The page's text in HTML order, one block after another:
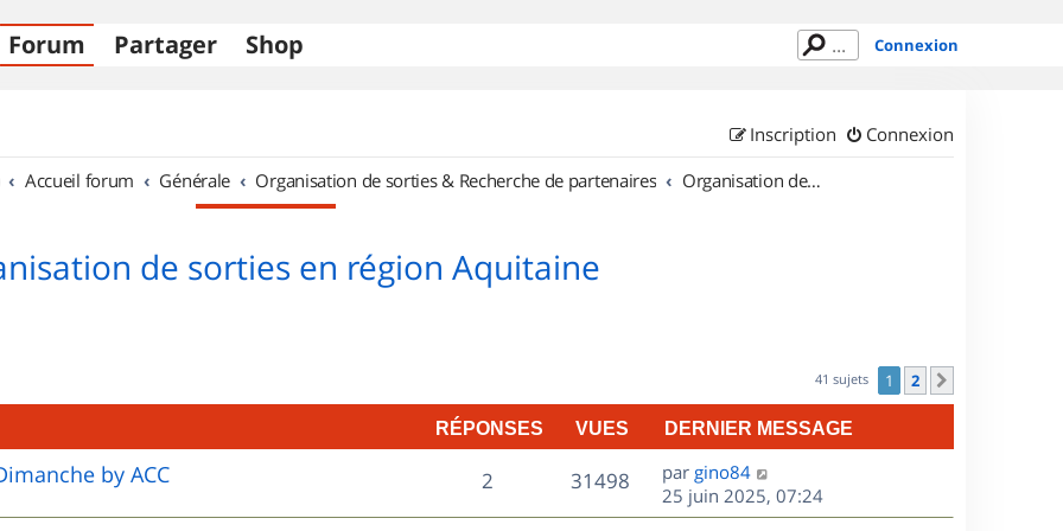
Forum Partager Shop Connexion
Connexion
Inscription
Accueil forum Générale Organisation de sorties & Recherche de partenaires Organisation de sorties en région Aquitaine
de sorties en région Aquitaine
41 sujets 1 2
RÉPONSES VUES DERNIER MESSAGE
by ACC 2R
é
31498V
u
D
e
r
par gino84
25 juin 2025, 07:24